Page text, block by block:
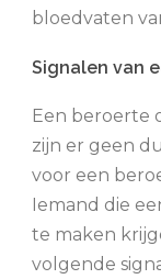
bloedvaten
Signalen van
Een beroerte
zijn er geen
voor een
Iemand die
te maken
volgende